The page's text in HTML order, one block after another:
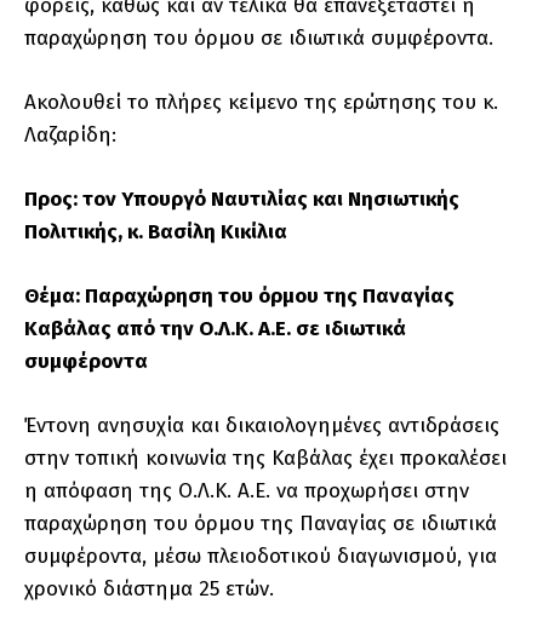
φορείς, καθώς και αν τελικά θα επανεξεταστεί η
παραχώρηση του όρμου σε ιδιωτικά συμφέροντα.
Ακολουθεί το πλήρες κείμενο της ερώτησης του κ.
Λαζαρίδη:
Προς: τον Υπουργό Ναυτιλίας και Νησιωτικής
Πολιτικής, κ. Βασίλη Κικίλια
Θέμα: Παραχώρηση του όρμου της Παναγίας
Καβάλας από την Ο.Λ.Κ. Α.Ε. σε ιδιωτικά
συμφέροντα
Έντονη ανησυχία και δικαιολογημένες αντιδράσεις
στην τοπική κοινωνία της Καβάλας έχει προκαλέσει
η απόφαση της Ο.Λ.Κ. Α.Ε. να προχωρήσει στην
παραχώρηση του όρμου της Παναγίας σε ιδιωτικά
συμφέροντα, μέσω πλειοδοτικού διαγωνισμού, για
χρονικό διάστημα 25 ετών.